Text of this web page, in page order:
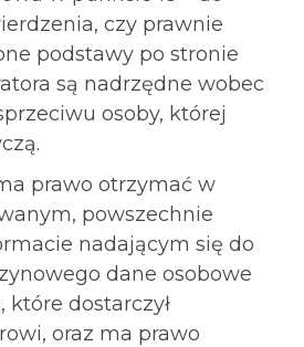
czy prawnie
podstawy po stronie
są nadrzędne wobec
osoby, której
prawo otrzymać w
powszechnie
nadającym się do
dane osobowe
które dostarczył
oraz ma prawo